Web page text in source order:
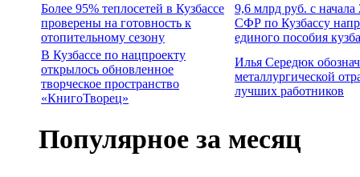
Более 95% теплосетей в Кузбассе
проверены на готовность к
отопительному сезону
9,6 млрд руб. с
СФР по Кузбассу
единого пособия
В Кузбассе по нацпроекту
открылось обновленное
творческое пространство
«КнигоТворец»
Илья Середюк
металлургической
лучших работников
Популярное за месяц